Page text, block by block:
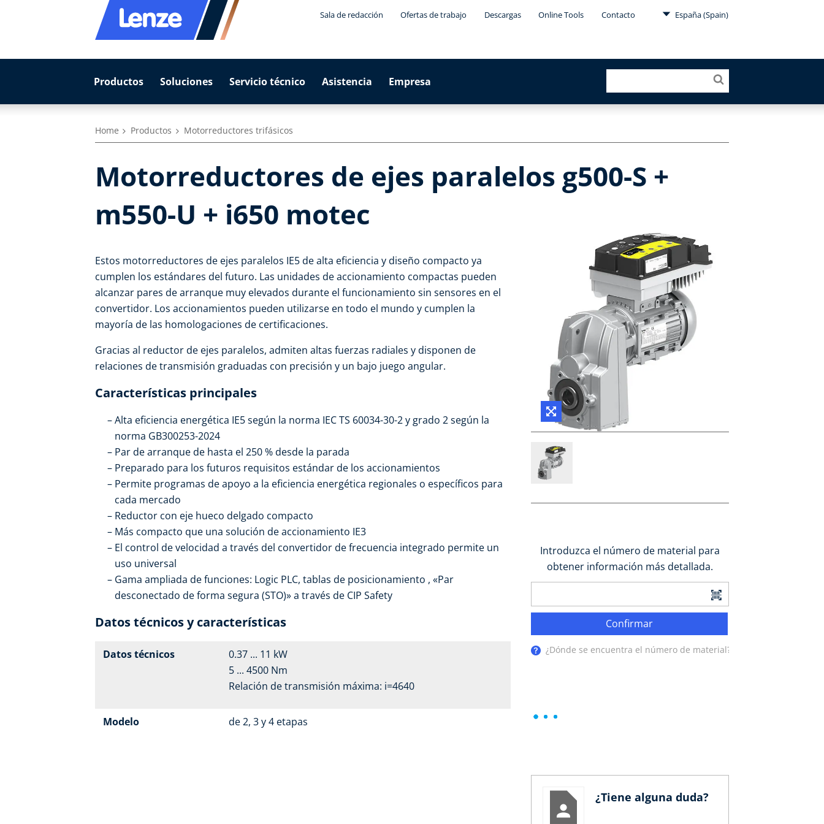
Sala de redacción Ofertas de trabajo Descargas Online Tools Contacto España (Spain)
Productos Soluciones Servicio técnico Asistencia Empresa
Home Productos Motorreductores trifásicos
Motorreductores de ejes paralelos g500-S +
m550-U + i650 motec
Estos motorreductores de ejes paralelos IE5 de alta eficiencia y diseño compacto ya
cumplen los estándares del futuro. Las unidades de accionamiento compactas pueden
alcanzar pares de arranque muy elevados durante el funcionamiento sin sensores en el
convertidor. Los accionamientos pueden utilizarse en todo el mundo y cumplen la
mayoría de las homologaciones de certificaciones.
Gracias al reductor de ejes paralelos, admiten altas fuerzas radiales y disponen de
relaciones de transmisión graduadas con precisión y un bajo juego angular.
Características principales
Alta eficiencia energética IE5 según la norma IEC TS 60034-30-2 y grado 2 según la
norma GB300253-2024
Par de arranque de hasta el 250 % desde la parada
Preparado para los futuros requisitos estándar de los accionamientos
Permite programas de apoyo a la eficiencia energética regionales o específicos para
cada mercado
Reductor con eje hueco delgado compacto
Más compacto que una solución de accionamiento IE3
El control de velocidad a través del convertidor de frecuencia integrado permite un
uso universal
Gama ampliada de funciones: Logic PLC, tablas de posicionamiento , «Par
desconectado de forma segura (STO)» a través de CIP Safety
Datos técnicos y características
Datos técnicos
0.37 ... 11 kW
5 ... 4500 Nm
Relación de transmisión máxima: i=4640
Modelo de 2, 3 y 4 etapas
Introduzca el número de material para
obtener información más detallada.
Confirmar
¿Dónde se encuentra el número de material?
¿Tiene alguna duda?